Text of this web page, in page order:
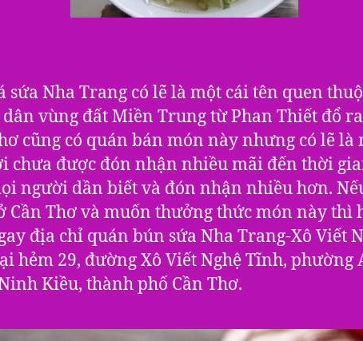
sứa Nha Trang có lẽ là một cái tên quen
vùng đất Miền Trung từ Phan Thiết đổ
cũng có quán bán món này nhưng có lẽ là
chưa được đón nhận nhiều mãi đến thời
người dần biết và đón nhận nhiều hơn.
Cần Thơ và muốn thưởng thức món này thì
địa chỉ quán bún sứa Nha Trang-Xô Viết
hẻm 29, đường Xô Viết Nghệ Tĩnh, phường
Kiều, thành phố Cần Thơ.